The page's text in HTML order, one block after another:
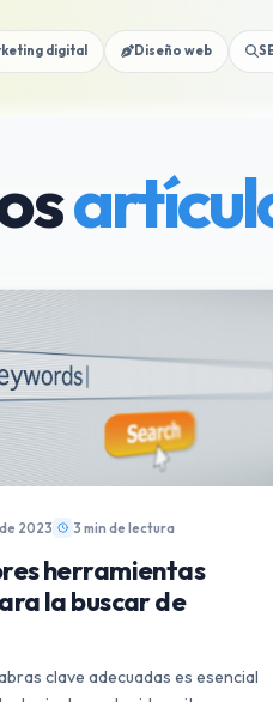
digital Diseño web
2023 3 min de lectura
herramientas
la buscar de
clave adecuadas es esencial